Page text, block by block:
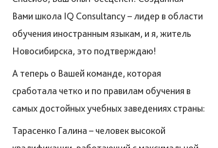
Вами школа IQ Consultancy – лидер в области
обучения иностранным языкам, и я, житель
Новосибирска, это подтверждаю!
А теперь о Вашей команде, которая
сработала четко и по правилам обучения в
самых достойных учебных заведениях страны:
Тарасенко Галина – человек высокой